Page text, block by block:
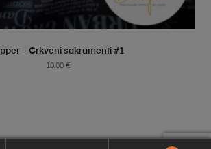
SELECT OPTIONS
– Crkveni sakramenti #1
10.00 €